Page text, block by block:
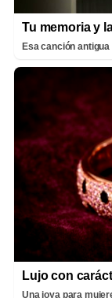
Tu memoria y
Esa canción
Lujo con
Una joya para